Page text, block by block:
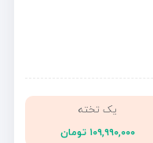
یک تخته
۱۰۹,۹۹۰,۰۰۰ تومان